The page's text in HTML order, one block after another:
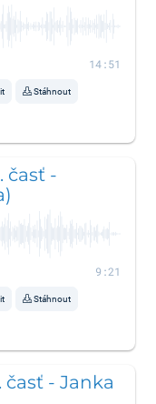
14:51
Stáhnout
časť -
9:21
Stáhnout
časť - Janka